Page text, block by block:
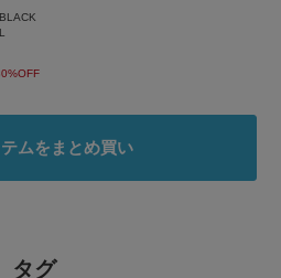
BLACK
L
ムをまとめ買い
タグ